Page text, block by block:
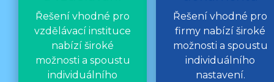
Řešení vhodné pro
vzdělávací instituce
nabízí široké
možnosti a spoustu
individuálního
Řešení vhodné pro
firmy nabízí široké
možnosti a spoustu
individuálního
nastavení.